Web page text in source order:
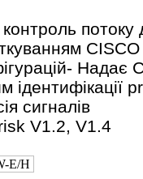
потоку
Надає
сигналів
V1.2, V1.4